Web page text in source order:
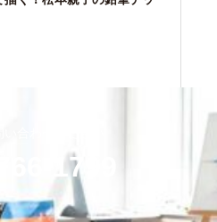
合わせください
1799